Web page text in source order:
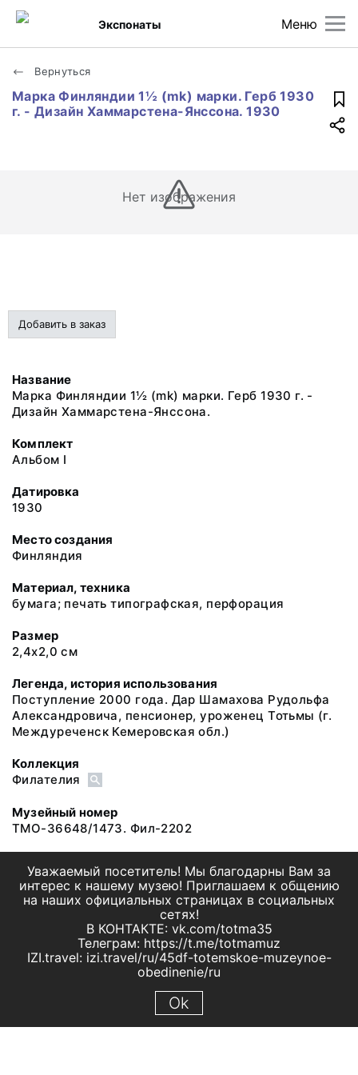
Меню
Экспонаты
Вернуться
Марка Финляндии 1½ (mk) марки. Герб 1930
г. - Дизайн Хаммарстена-Янссона. 1930
Нет изображения
Добавить в заказ
Название
Марка Финляндии 1½ (mk) марки. Герб 1930 г. -
Дизайн Хаммарстена-Янссона.
Комплект
Альбом I
Датировка
1930
Место создания
Финляндия
Материал, техника
бумага; печать типографская, перфорация
Размер
2,4х2,0 см
Легенда, история использования
Поступление 2000 года. Дар Шамахова Рудольфа
Александровича, пенсионер, уроженец Тотьмы (г.
Междуреченск Кемеровская обл.)
Коллекция
Филателия
Музейный номер
ТМО-36648/1473. Фил-2202
Уважаемый посетитель! Мы благодарны Вам за
интерес к нашему музею! Приглашаем к общению
на наших официальных страницах в социальных
сетях!
В КОНТАКТЕ: vk.com/totma35
Телеграм: https://t.me/totmamuz
IZI.travel: izi.travel/ru/45df-totemskoe-muzeynoe-
obedinenie/ru
Ok